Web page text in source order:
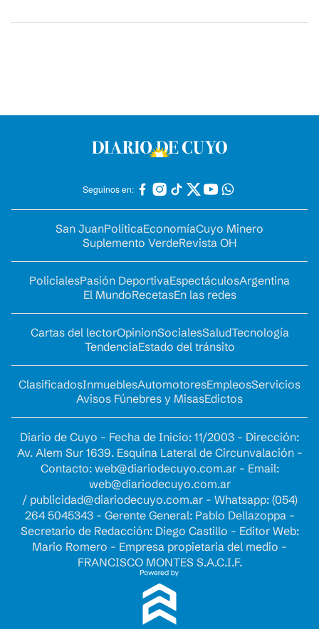
Seguinos en:
San JuanPolíticaEconomíaCuyo Minero
Suplemento VerdeRevista OH
PolicialesPasión DeportivaEspectáculosArgentina
El MundoRecetasEn las redes
Cartas del lectorOpinionSocialesSaludTecnología
TendenciaEstado del tránsito
ClasificadosInmueblesAutomotoresEmpleosServicios
Avisos Fúnebres y MisasEdictos
Diario de Cuyo - Fecha de Inicio: 11/2003 - Dirección:
Av. Alem Sur 1639. Esquina Lateral de Circunvalación -
Contacto: web@diariodecuyo.com.ar- Email:
web@diariodecuyo.com.ar
/ publicidad@diariodecuyo.com.ar- Whatsapp: (054)
264 5045343 - Gerente General: Pablo Dellazoppa -
Secretario de Redacción: Diego Castillo - Editor Web:
Mario Romero - Empresa propietaria del medio -
FRANCISCO MONTES S.A.C.I.F.